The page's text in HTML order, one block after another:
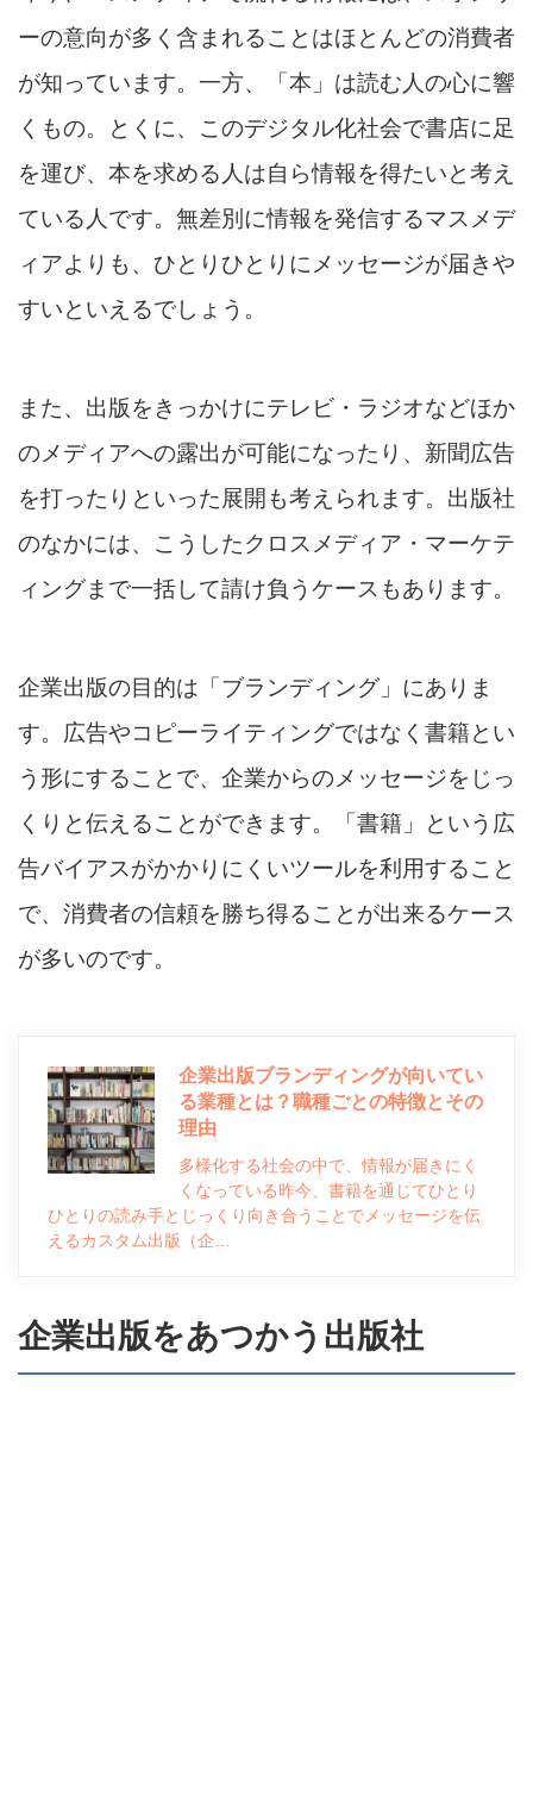
ーの意向が多く含まれることはほとんどの消費者
が知っています。一方、「本」は読む人の心に響
くもの。とくに、このデジタル化社会で書店に足
を運び、本を求める人は自ら情報を得たいと考え
ている人です。無差別に情報を発信するマスメデ
ィアよりも、ひとりひとりにメッセージが届きや
すいといえるでしょう。
また、出版をきっかけにテレビ・ラジオなどほか
のメディアへの露出が可能になったり、新聞広告
を打ったりといった展開も考えられます。出版社
のなかには、こうしたクロスメディア・マーケテ
ィングまで一括して請け負うケースもあります。
企業出版の目的は「ブランディング」にありま
す。広告やコピーライティングではなく書籍とい
う形にすることで、企業からのメッセージをじっ
くりと伝えることができます。「書籍」という広
告バイアスがかかりにくいツールを利用すること
で、消費者の信頼を勝ち得ることが出来るケース
が多いのです。
企業出版ブランディングが向いてい
る業種とは？職種ごとの特徴とその
理由
多様化する社会の中で、情報が届きにく
くなっている昨今、書籍を通じてひとり
ひとりの読み手とじっくり向き合うことでメッセージを伝
えるカスタム出版（企…
企業出版をあつかう出版社